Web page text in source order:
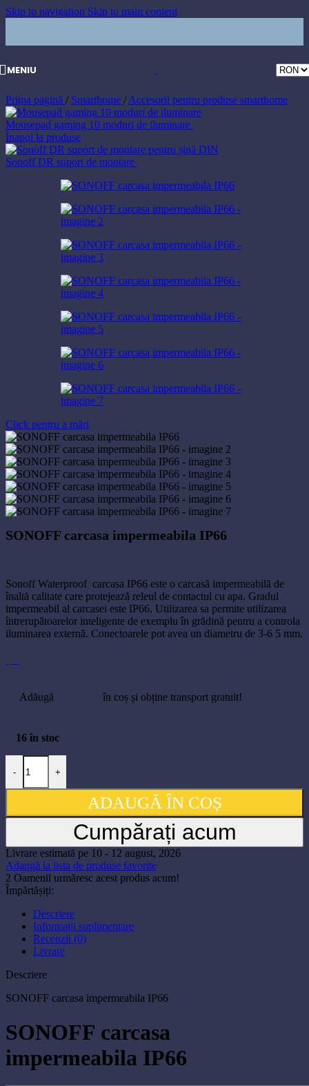
Skip to navigation Skip to main content
MENIU
Prima pagină / Smarthome / Accesorii pentru produse smarthome
Mousepad gaming 10 moduri de iluminare
Înapoi la produse
Sonoff DR suport de montare
Click pentru a mări
SONOFF carcasa impermeabila IP66
Sonoff Waterproof carcasa IP66 este o carcasă impermeabilă de
înaltă calitate care protejează releul de contactul cu apa. Gradul
impermeabil al carcasei este IP66. Utilizarea sa permite utilizarea
întrerupătoarelor inteligente de exemplu în grădină pentru a controla
iluminarea externă. Conectoarele pot avea un diametru de 3-6 5 mm.
Adăugă în coș și obține transport gratuit!
16 în stoc
-
Cantitate SONOFF carcasa impermeabila IP66
+
ADAUGĂ ÎN COȘ
Cumpărați acum
Livrare estimată pe 10 - 12 august, 2026
Adaugă la lista de produse favorite
2 Oamenii urmăresc acest produs acum!
Împărtășiți:
Descriere
Informații suplimentare
Recenzii (0)
Livrare
Descriere
SONOFF carcasa impermeabila IP66
SONOFF carcasa
impermeabila IP66